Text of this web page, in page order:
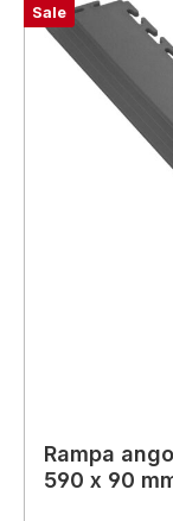
Sale
Rampa
590 x 90